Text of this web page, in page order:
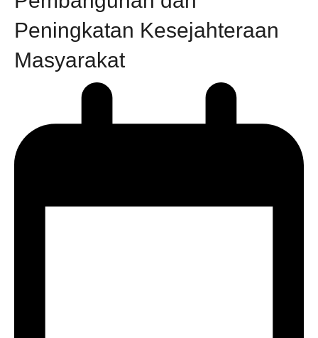
Peningkatan Kesejahteraan
Masyarakat